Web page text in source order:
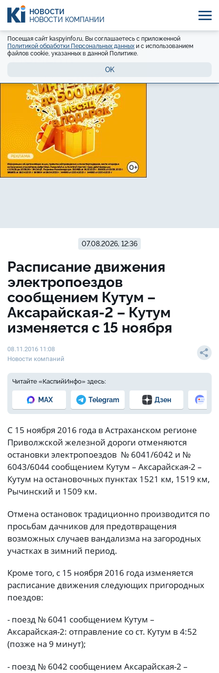
НОВОСТИ
НОВОСТИ КОМПАНИЙ
Посещая сайт kaspyinfo.ru, Вы соглашаетесь с приложенной
Политикой обработки Персональных данных и с использованием
файлов cookie, указанных в данной Политике.
OK
07.08.2026, 12:36
Расписание движения
электропоездов
сообщением Кутум –
Аксарайская-2 – Кутум
изменяется с 15 ноября
08.11.2016 11:08
Новости компаний
Читайте «КаспийИнфо» здесь:
MAX Telegram Дзен
С 15 ноября 2016 года в Астраханском регионе
Приволжской железной дороги отменяются
остановки электропоездов № 6041/6042 и №
6043/6044 сообщением Кутум – Аксарайская-2 –
Кутум на остановочных пунктах 1521 км, 1519 км,
Рычинский и 1509 км.
Отмена остановок традиционно производится по
просьбам дачников для предотвращения
возможных случаев вандализма на загородных
участках в зимний период.
Кроме того, с 15 ноября 2016 года изменяется
расписание движения следующих пригородных
поездов:
- поезд № 6041 сообщением Кутум –
Аксарайская-2: отправление со ст. Кутум в 4:52
(позже на 9 минут);
- поезд № 6042 сообщением Аксарайская-2 –